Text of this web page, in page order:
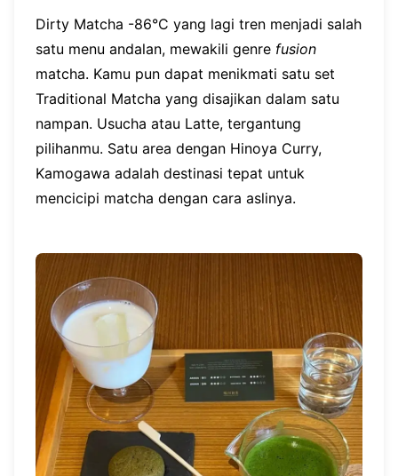
Dirty Matcha -86°C yang lagi tren menjadi salah
satu menu andalan, mewakili genre fusion
matcha. Kamu pun dapat menikmati satu set
Traditional Matcha yang disajikan dalam satu
nampan. Usucha atau Latte, tergantung
pilihanmu. Satu area dengan Hinoya Curry,
Kamogawa adalah destinasi tepat untuk
mencicipi matcha dengan cara aslinya.